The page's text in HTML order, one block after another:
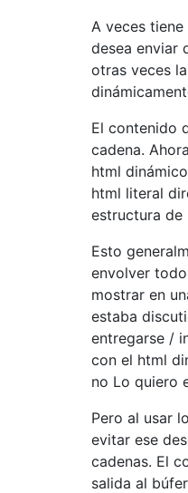
A veces
desea enviar
otras veces
El contenido
cadena.
html
html literal
estructura de
Esto
envolver
mostrar en
estaba
entregarse /
con el html
no Lo quiero
Pero al usar
evitar ese
cadenas. El
salida al